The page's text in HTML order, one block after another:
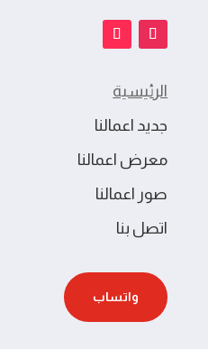
الرئيسية
جديد اعمالنا
معرض اعمالنا
صور اعمالنا
اتصل بنا
واتساب